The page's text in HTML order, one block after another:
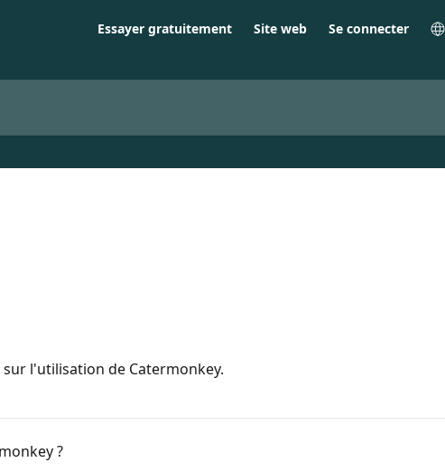
Essayer gratuitement Site web Se connecter
l'utilisation de Catermonkey.
?